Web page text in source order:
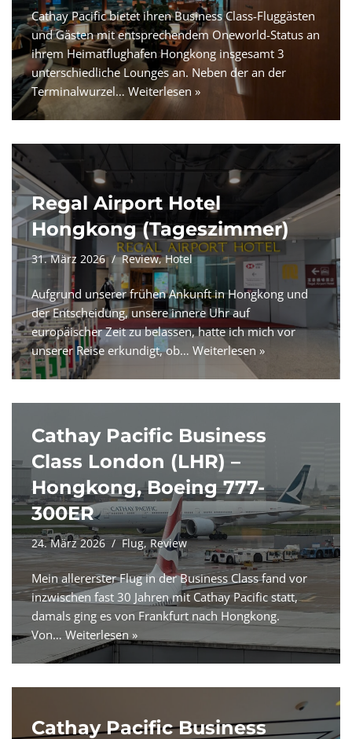
Cathay Pacific bietet ihren Business Class-Fluggästen
und Gästen mit entsprechendem Oneworld-Status an
ihrem Heimatflughafen Hongkong insgesamt 3
unterschiedliche Lounges an. Neben der an der
Terminalwurzel…Weiterlesen »
Regal Airport Hotel
Hongkong (Tageszimmer)
31. März 2026 Review,Hotel
Aufgrund unserer frühen Ankunft in Hongkong und
der Entscheidung, unsere innere Uhr auf
europäischer Zeit zu belassen, hatte ich mich vor
unserer Reise erkundigt, ob… Weiterlesen »
Cathay Pacific Business
Class London (LHR) –
Hongkong, Boeing 777-
300ER
24. März 2026 Flug,Review
Mein allererster Flug in der Business Class fand vor
inzwischen fast 30 Jahren mit Cathay Pacific statt,
damals ging es von Frankfurt nach Hongkong.
Von… Weiterlesen »
Cathay Pacific Business